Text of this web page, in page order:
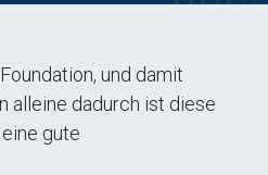
und damit
alleine dadurch ist diese
gute